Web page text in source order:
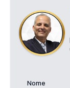
Nome